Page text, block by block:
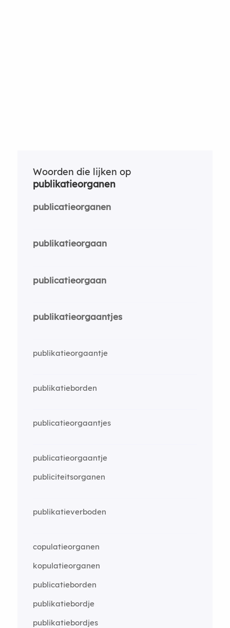
Woorden die lijken op
publikatieorganen
publicatieorganen
publikatieorgaan
publicatieorgaan
publikatieorgaantjes
publikatieorgaantje
publikatieborden
publicatieorgaantjes
publicatieorgaantje
publiciteitsorganen
publikatieverboden
copulatieorganen
kopulatieorganen
publicatieborden
publikatiebordje
publikatiebordjes